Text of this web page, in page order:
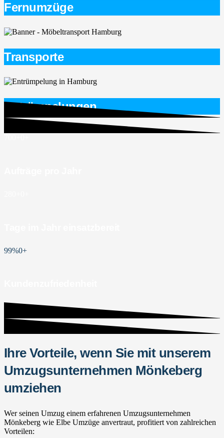
Fernumzüge
Transporte
Entrümpelungen
99%0+
Ihre Vorteile, wenn Sie mit unserem
Umzugsunternehmen Mönkeberg
umziehen
Wer seinen Umzug einem erfahrenen Umzugsunternehmen
Mönkeberg wie Elbe Umzüge anvertraut, profitiert von zahlreichen
Vorteilen: